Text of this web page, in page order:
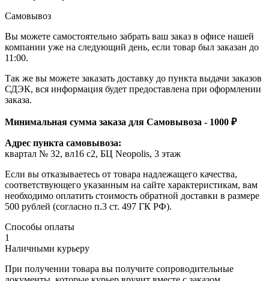
Самовывоз
Вы можете самостоятельно забрать ваш заказ в офисе нашей
компании уже на следующий день, если товар был заказан до
11:00.
Так же вы можете заказать доставку до пункта выдачи заказов
СДЭК, вся информация будет предоставлена при оформлении
заказа.
Минимальная сумма заказа для Самовывоза - 1000 ₽
Адрес пункта самовывоза:
квартал № 32, вл16 с2, БЦ Neopolis, 3 этаж
Если вы отказываетесь от товара надлежащего качества,
соответствующего указанным на сайте характеристикам, вам
необходимо оплатить стоимость обратной доставки в размере
500 рублей (согласно п.3 ст. 497 ГК РФ).
Способы оплаты
1
Наличными курьеру
При получении товара вы получите сопроводительные